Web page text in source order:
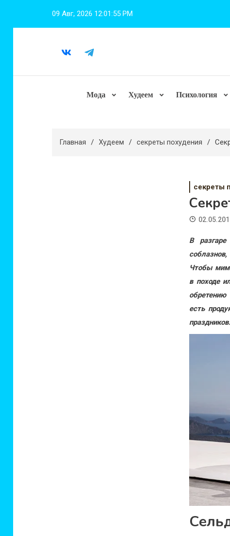
09 Авг, 2026 12:01:56 PM
Мода Худеем Психология
Главная Худеем секреты похудения
секреты
В разгаре
Чтобы
в походе
есть